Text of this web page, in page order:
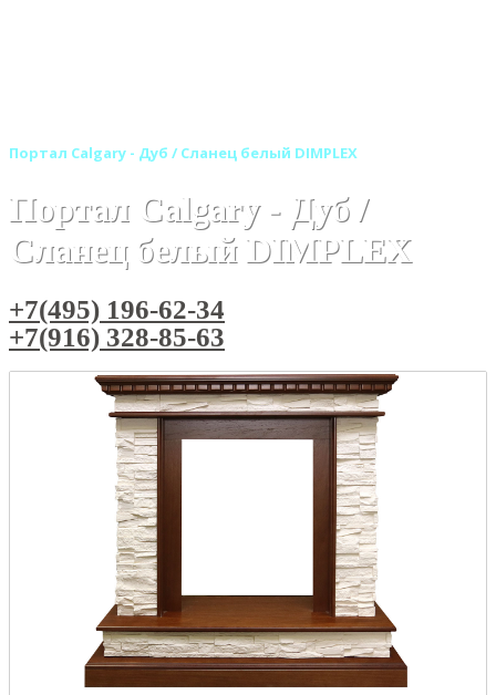
Портал Calgary - Дуб / Сланец белый DIMPLEX
Портал Calgary - Дуб /
Сланец белый DIMPLEX
+7(495) 196-62-34
+7(916) 328-85-63